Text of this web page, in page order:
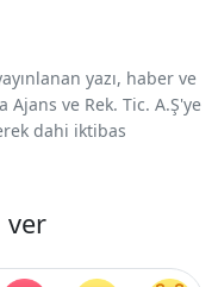
yazı, haber ve
ve Rek. Tic. A.Ş'ye
dahi iktibas
ver